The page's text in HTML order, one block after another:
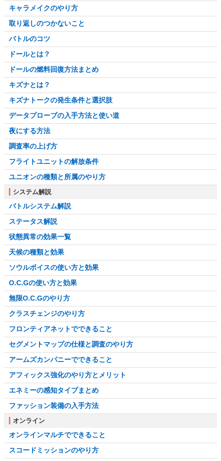
キャラメイクのやり方
取り返しのつかないこと
バトルのコツ
ドールとは？
ドールの燃料回復方法まとめ
キズナとは？
キズナトークの発生条件と選択肢
データプローブの入手方法と使い道
夜にする方法
調査率の上げ方
フライトユニットの解放条件
ユニオンの種類と所属のやり方
システム解説
バトルシステム解説
ステータス解説
状態異常の効果一覧
天候の種類と効果
ソウルボイスの使い方と効果
O.C.Gの使い方と効果
無限O.C.Gのやり方
クラスチェンジのやり方
フロンティアネットでできること
セグメントマップの仕様と調査のやり方
アームズカンパニーでできること
アフィックス強化のやり方とメリット
エネミーの感知タイプまとめ
ファッション装備の入手方法
オンライン
オンラインマルチでできること
スコードミッションのやり方